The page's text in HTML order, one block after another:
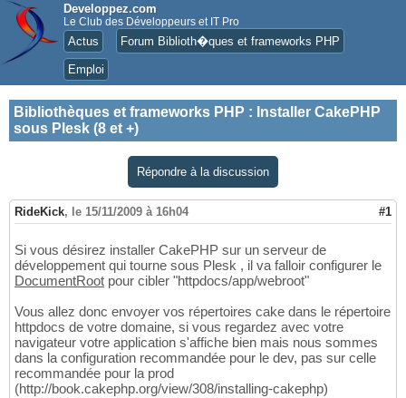
Developpez.com
Le Club des Développeurs et IT Pro
Actus Forum Biblioth�ques et frameworks PHP
Emploi
Bibliothèques et frameworks PHP : Installer CakePHP
sous Plesk (8 et +)
Répondre à la discussion
RideKick, le 15/11/2009 à 16h04 #1
Si vous désirez installer CakePHP sur un serveur de
développement qui tourne sous Plesk , il va falloir configurer le
DocumentRoot pour cibler "httpdocs/app/webroot"
Vous allez donc envoyer vos répertoires cake dans le répertoire
httpdocs de votre domaine, si vous regardez avec votre
navigateur votre application s'affiche bien mais nous sommes
dans la configuration recommandée pour le dev, pas sur celle
recommandée pour la prod
(http://book.cakephp.org/view/308/installing-cakephp)